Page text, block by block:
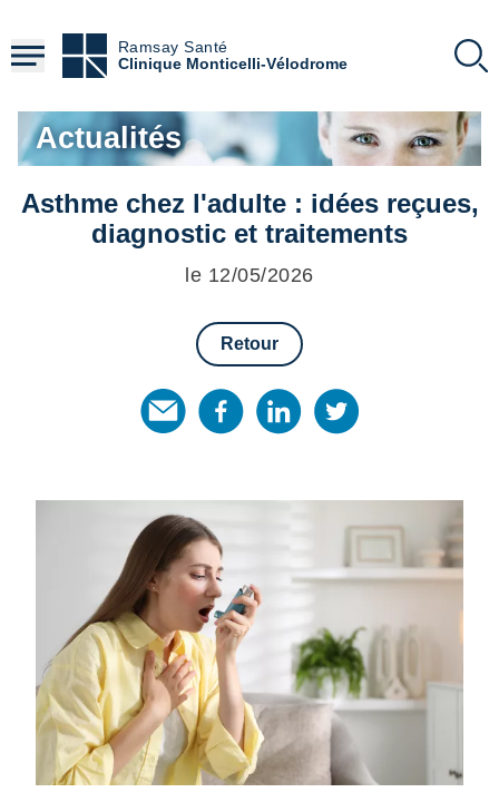
contenu
principal
Ramsay Santé
Clinique Monticelli-Vélodrome
Actualités
Asthme chez l'adulte : idées reçues,
diagnostic et traitements
le 12/05/2026
Retour